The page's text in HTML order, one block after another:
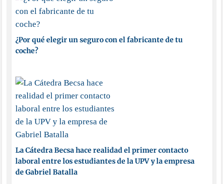
¿Por qué elegir un seguro con el fabricante de tu
coche?
La Cátedra Becsa hace realidad el primer contacto
laboral entre los estudiantes de la UPV y la empresa
de Gabriel Batalla